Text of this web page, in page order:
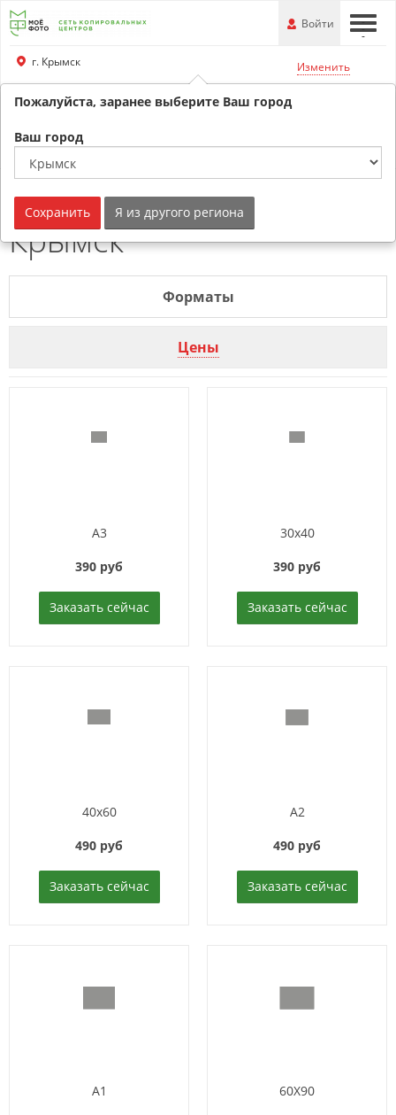
Перейти
основной
информации
---
Войти
г. Крымск Изменить
Обратный звонок
Печать на пленке г.
Крымск
Форматы
Цены
A3
390 руб
Заказать сейчас
30x40
390 руб
Заказать сейчас
40x60
490 руб
Заказать сейчас
A2
490 руб
Заказать сейчас
A1
60X90
Пожалуйста, заранее выберите Ваш город
Ваш город
Сохранить Я из другого региона